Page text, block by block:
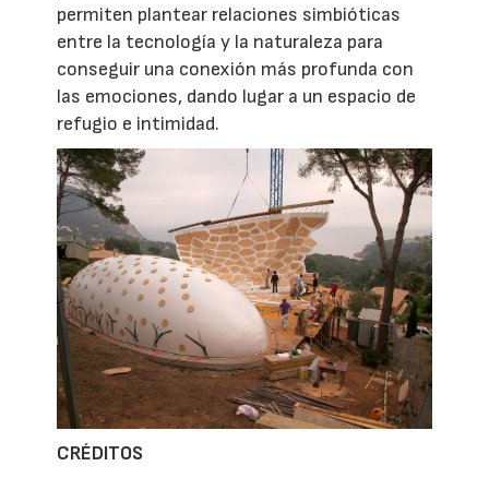
permiten plantear relaciones simbióticas
entre la tecnología y la naturaleza para
conseguir una conexión más profunda con
las emociones, dando lugar a un espacio de
refugio e intimidad.
CRÉDITOS